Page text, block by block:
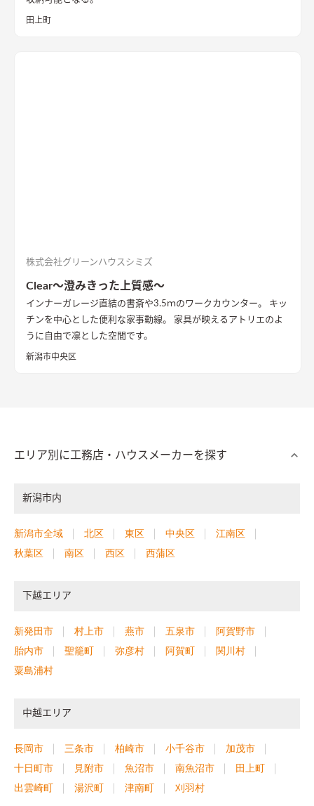
田上町
株式会社グリーンハウスシミズ
Clear～澄みきった上質感～
インナーガレージ直結の書斎や3.5ｍのワークカウンター。 キッ
チンを中心とした便利な家事動線。 家具が映えるアトリエのよ
うに自由で凛とした空間です。
新潟市中央区
エリア別に工務店・ハウスメーカーを探す
新潟市内
新潟市全域 北区 東区 中央区
江南区
秋葉区
南区 西区 西蒲区
下越エリア
新発田市 村上市 燕市 五泉市
阿賀野市
胎内市
聖籠町 弥彦村 阿賀町
関川村
粟島浦村
中越エリア
長岡市 三条市 柏崎市 小千谷市
加茂市
十日町市
見附市 魚沼市 南魚沼市
田上町
出雲崎町
湯沢町 津南町 刈羽村